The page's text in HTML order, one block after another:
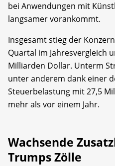
bei Anwendungen mit
langsamer vorankommt.
Insgesamt stieg der
Quartal im Jahresvergleich
Milliarden Dollar. Unterm
unter anderem dank einer
Steuerbelastung mit 27,5
mehr als vor einem Jahr.
Wachsende
Trumps Zölle